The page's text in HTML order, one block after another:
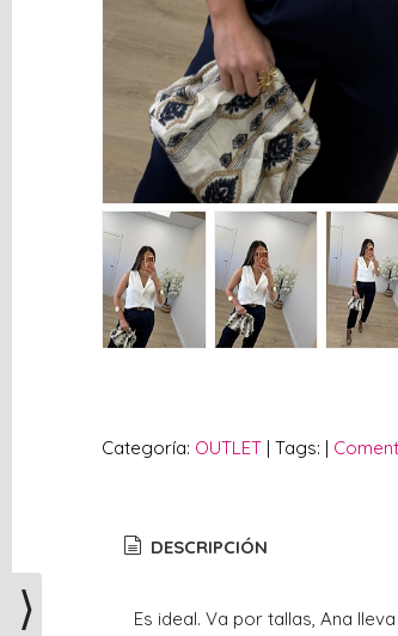
Sociales
Instagram
Facebook
Categoría: OUTLET |Tags: |
DESCRIPCIÓN
Es ideal. Va por tallas, Ana
⟩